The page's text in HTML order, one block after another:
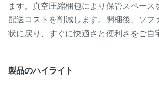
ます。真空圧縮梱包により保管スペース
配送コストを削減します。開梱後、ソフ
状に戻り、すぐに快適さと便利さをご自
製品のハイライト